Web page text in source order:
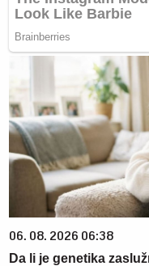
06. 08. 2026 06:38
Da li je genetika